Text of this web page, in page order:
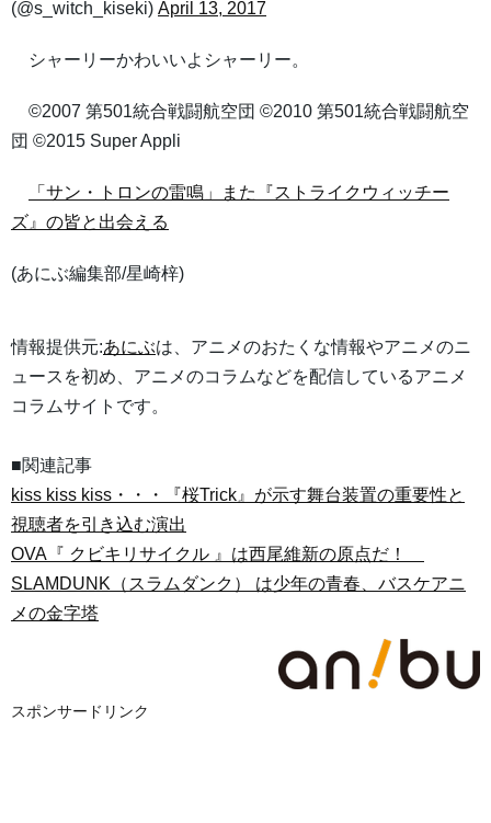
(@s_witch_kiseki) April 13, 2017
シャーリーかわいいよシャーリー。
©2007 第501統合戦闘航空団 ©2010 第501統合戦闘航空
団 ©2015 Super Appli
「サン・トロンの雷鳴」また『ストライクウィッチー
ズ』の皆と出会える
(あにぶ編集部/星崎梓)
情報提供元:あにぶは、アニメのおたくな情報やアニメのニ
ュースを初め、アニメのコラムなどを配信しているアニメ
コラムサイトです。
■関連記事
kiss kiss kiss・・・『桜Trick』が示す舞台装置の重要性と
視聴者を引き込む演出
OVA『 クビキリサイクル 』は西尾維新の原点だ！
SLAMDUNK（スラムダンク） は少年の青春、バスケアニ
メの金字塔
スポンサードリンク